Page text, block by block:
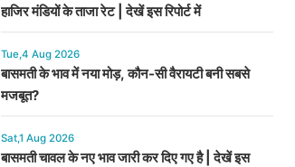
हाजिर मंडियों के ताजा रेट | देखें इस रिपोर्ट में
Tue,4 Aug 2026
बासमती के भाव में नया मोड़, कौन-सी वैरायटी बनी सबसे
मजबूत?
Sat,1 Aug 2026
बासमती चावल के नए भाव जारी कर दिए गए है | देखें इस